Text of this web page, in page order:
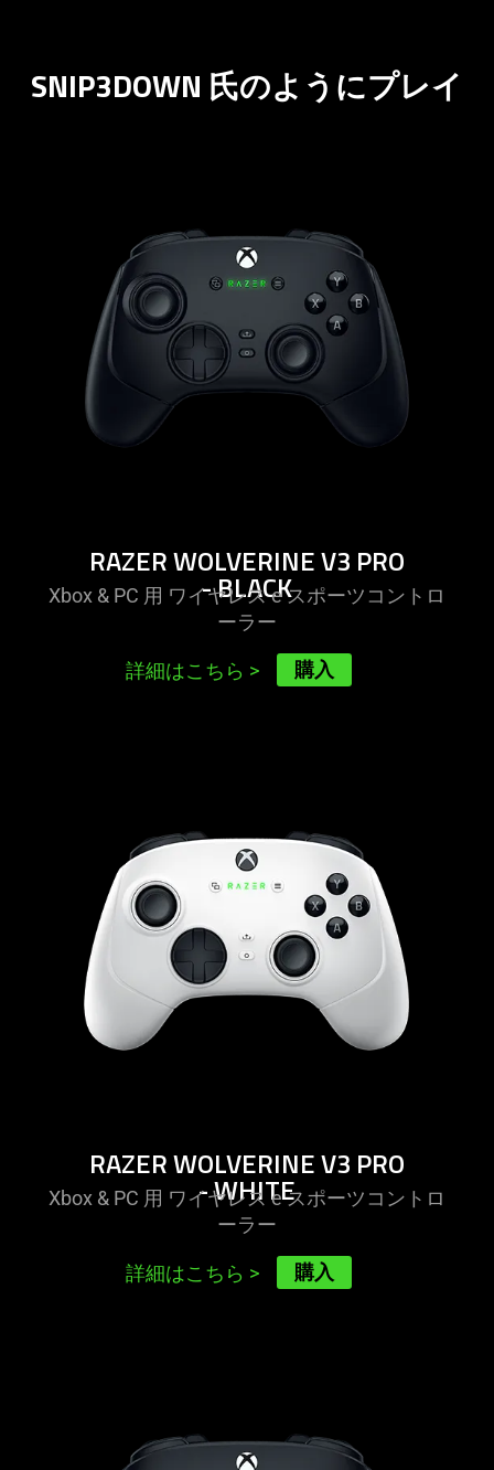
SNIP3DOWN 氏のようにプレイ
wolverine
v3
-
black
RAZER WOLVERINE V3 PRO
- BLACK
Xbox & PC 用 ワイヤレス e スポーツコントロ
ーラー
詳細はこちら > 購入
razer
wolverine
v3
-
white
RAZER WOLVERINE V3 PRO
- WHITE
Xbox & PC 用 ワイヤレス e スポーツコントロ
ーラー
詳細はこちら > 購入
wolverine